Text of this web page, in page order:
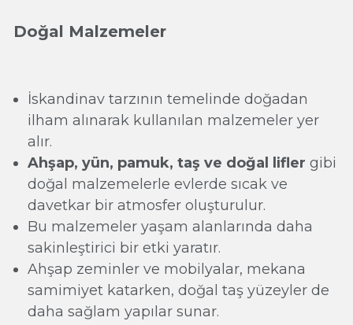
Doğal Malzemeler
İskandinav tarzının temelinde doğadan
ilham alınarak kullanılan malzemeler yer
alır.
Ahşap, yün, pamuk, taş ve doğal lifler gibi
doğal malzemelerle evlerde sıcak ve
davetkar bir atmosfer oluşturulur.
Bu malzemeler yaşam alanlarında daha
sakinleştirici bir etki yaratır.
Ahşap zeminler ve mobilyalar, mekana
samimiyet katarken, doğal taş yüzeyler de
daha sağlam yapılar sunar.